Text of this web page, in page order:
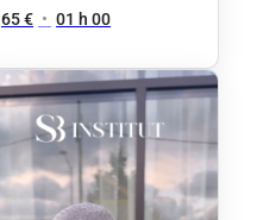
Cheveux longs
Nation
65 € • 01 h 00